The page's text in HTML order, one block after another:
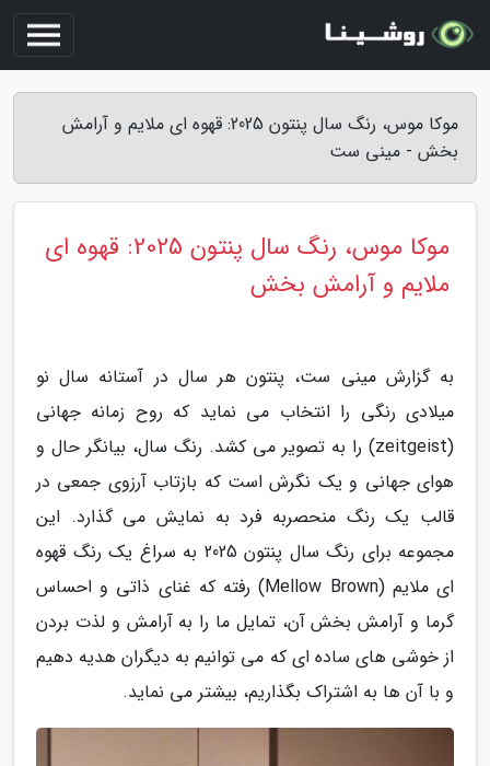
موکا موس، رنگ سال پنتون 2025: قهوه ای ملایم و آرامش
بخش - مینی ست
موکا موس، رنگ سال پنتون 2025: قهوه ای
ملایم و آرامش بخش
به گزارش مینی ست، پنتون هر سال در آستانه سال نو
میلادی رنگی را انتخاب می نماید که روح زمانه جهانی
(zeitgeist) را به تصویر می کشد. رنگ سال، بیانگر حال و
هوای جهانی و یک نگرش است که بازتاب آرزوی جمعی در
قالب یک رنگ منحصربه فرد به نمایش می گذارد. این
مجموعه برای رنگ سال پنتون 2025 به سراغ یک رنگ قهوه
ای ملایم (Mellow Brown) رفته که غنای ذاتی و احساس
گرما و آرامش بخش آن، تمایل ما را به آرامش و لذت بردن
از خوشی های ساده ای که می توانیم به دیگران هدیه دهیم
و با آن ها به اشتراک بگذاریم، بیشتر می نماید.